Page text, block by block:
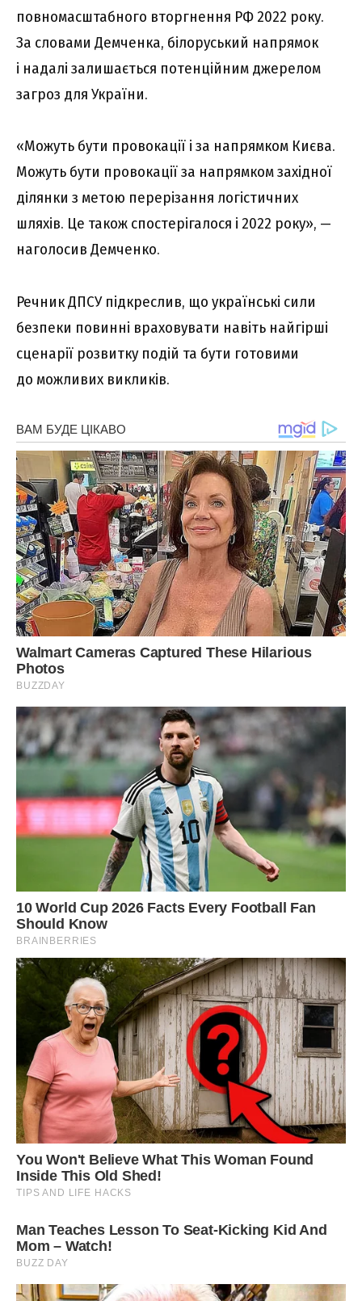
повномасштабного вторгнення РФ 2022 року.
За словами Демченка, білоруський напрямок
і надалі залишається потенційним джерелом
загроз для України.
«Можуть бути провокації і за напрямком Києва.
Можуть бути провокації за напрямком західної
ділянки з метою перерізання логістичних
шляхів. Це також спостерігалося і 2022 року», —
наголосив Демченко.
Речник ДПСУ підкреслив, що українські сили
безпеки повинні враховувати навіть найгірші
сценарії розвитку подій та бути готовими
до можливих викликів.